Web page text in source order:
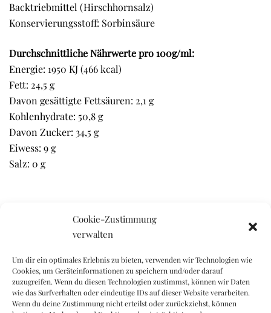
Cookie-Zustimmung
verwalten
Um dir ein optimales Erlebnis zu bieten, verwenden wir Technologien wie
Cookies, um Geräteinformationen zu speichern und/oder darauf
zuzugreifen. Wenn du diesen Technologien zustimmst, können wir Daten
wie das Surfverhalten oder eindeutige IDs auf dieser Website verarbeiten.
Wenn du deine Zustimmung nicht erteilst oder zurückziehst, können
Backtriebmittel (Hirschhornsalz)
Konservierungsstoff: Sorbinsäure
Durchschnittliche Nährwerte pro 100g/ml:
Energie: 1950 KJ (466 kcal)
Fett: 24,5 g
Davon gesättigte Fettsäuren: 2,1 g
Kohlenhydrate: 50,8 g
Davon Zucker: 34,5 g
Eiwess: 9 g
Salz: 0 g
Ähnliche Produkte